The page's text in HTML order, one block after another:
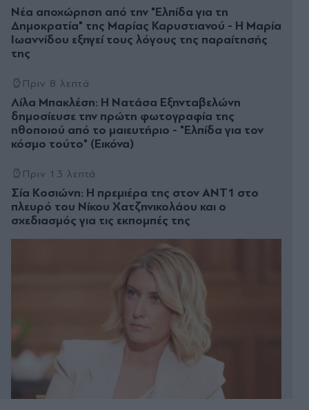
Νέα αποχώρηση από την "Ελπίδα για τη
Δημοκρατία" της Μαρίας Καρυστιανού - Η Μαρία
Ιωαννίδου εξηγεί τους λόγους της παραίτησής
της
Πριν 8 λεπτά
Λίλα Μπακλέση: Η Νατάσα Εξηνταβελώνη
δημοσίευσε την πρώτη φωτογραφία της
ηθοποιού από το μαιευτήριο - "Ελπίδα για τον
κόσμο τούτο" (Εικόνα)
Πριν 13 λεπτά
Σία Κοσιώνη: Η πρεμιέρα της στον ΑΝΤ1 στο
πλευρό του Νίκου Χατζηνικολάου και ο
σχεδιασμός για τις εκπομπές της